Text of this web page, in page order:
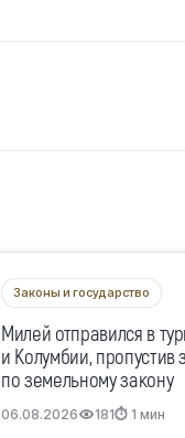
Законы и государство
Милей отправился в
и Колумбии, пропустив
по земельному закону
06.08.2026 181⏱ 1 мин